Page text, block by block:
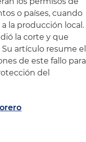
o países, cuando
la producción local.
la corte y que
artículo resume el
de este fallo para
del